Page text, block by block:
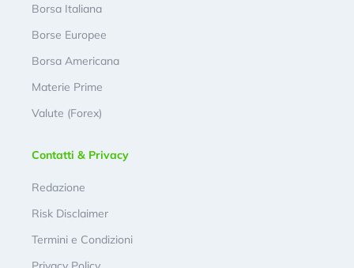
Borsa Italiana
Borse Europee
Borsa Americana
Materie Prime
Valute (Forex)
Contatti & Privacy
Redazione
Risk Disclaimer
Termini e Condizioni